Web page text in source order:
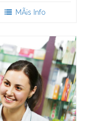
MÃ¡s Info